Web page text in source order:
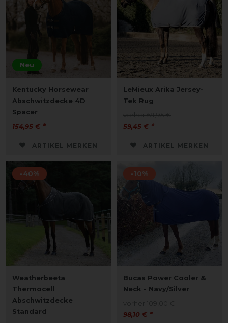
Neu
Kentucky Horsewear
Abschwitzdecke 4D
Spacer
154,95 € *
ARTIKEL MERKEN
LeMieux Arika Jersey-
Tek Rug
59,45 € *
ARTIKEL MERKEN
-40%
Weatherbeeta
Thermocell
Abschwitzdecke
Standard
-10%
Bucas Power Cooler &
Neck - Navy/Silver
98,10 € *